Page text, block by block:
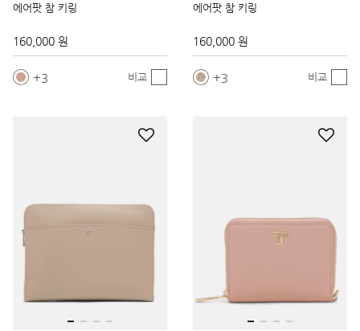
에어팟 참 키링
160,000 원
3 비교
에어팟 참 키링
160,000 원
3 비교